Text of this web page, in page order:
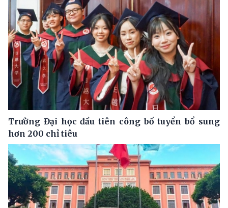
Trường Đại học đầu tiên công bố tuyển bổ sung
hơn 200 chỉ tiêu